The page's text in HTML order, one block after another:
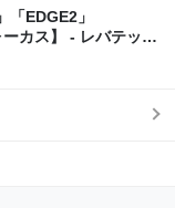
EDGE2」
カス】 - レバテック